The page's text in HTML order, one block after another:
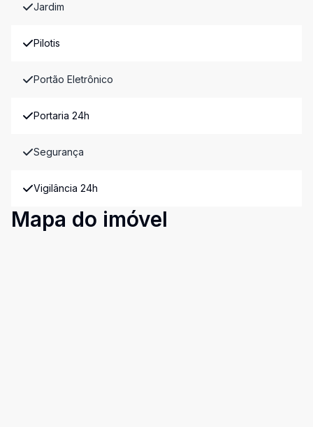
Jardim
Pilotis
Portão Eletrônico
Portaria 24h
Segurança
Vigilância 24h
Mapa do imóvel